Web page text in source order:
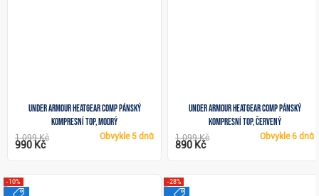
Under Armour HeatGear Comp pánský
kompresní top, modrý
Obvykle 5 dnů
1 099 Kč
990 Kč
Under Armour HeatGear Comp pánský
kompresní top, červený
Obvykle6 dnů
1 099 Kč
890 Kč
-10% -28%